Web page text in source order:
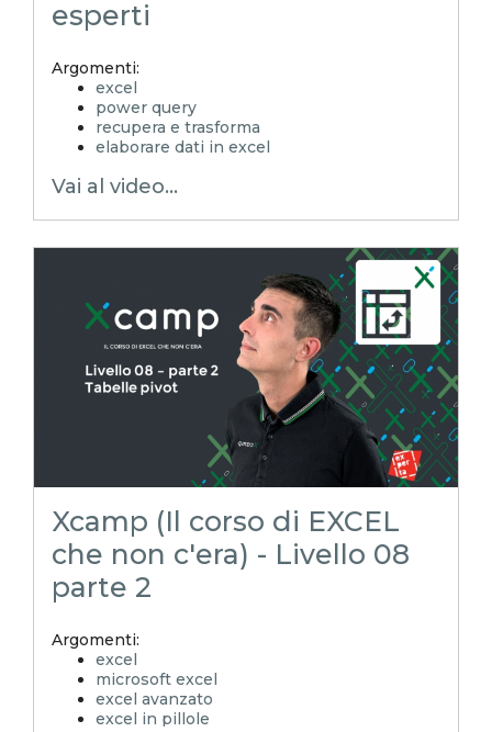
esperti
Argomenti:
excel
power query
recupera e trasforma
elaborare dati in excel
groupkindlocal
emmanuele vietti
Experta
utilizzo professionale di microsoft office
controllo di gestione
query excel
excel magico
excel tutorial italiano
power query tutorial italiano
Vai al video...
Xcamp (Il corso di EXCEL
che non c'era) - Livello 08
parte 2
Argomenti:
excel
microsoft excel
excel avanzato
excel in pillole